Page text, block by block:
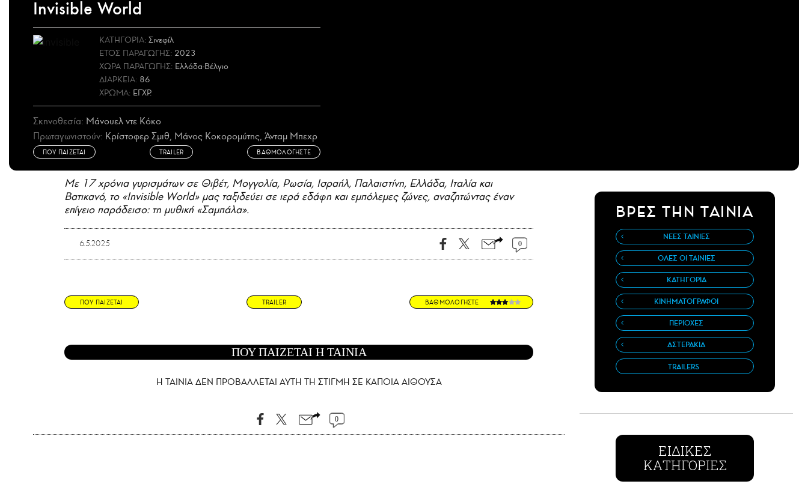
Invisible World
ΚΑΤΗΓΟΡΙΑ: Σινεφίλ
ΕΤΟΣ ΠΑΡΑΓΩΓΗΣ: 2023
ΧΩΡΑ ΠΑΡΑΓΩΓΗΣ: Ελλάδα-Βέλγιο
ΔΙΑΡΚΕΙΑ: 86
ΧΡΩΜΑ: ΕΓΧΡ.
Σκηνοθεσία: Μάνουελ ντε Κόκο
Πρωταγωνιστούν: Κρίστοφερ Σμιθ, Μάνος Κοκορομύτης, Άνταμ Μπεχρ
ΠΟΥ ΠΑΙΖΕΤΑΙ TRAILER ΒΑΘΜΟΛΟΓΗΣΤΕ
Με 17 χρόνια γυρισμάτων σε Θιβέτ, Μογγολία, Ρωσία, Ισραήλ, Παλαιστίνη, Ελλάδα, Ιταλία και
Βατικανό, το «Invisible World» μας ταξιδεύει σε ιερά εδάφη και εμπόλεμες ζώνες, αναζητώντας έναν
επίγειο παράδεισο: τη μυθική «Σαμπάλα».
6.5.2025 0
ΠΟΥ ΠΑΙΖΕΤΑΙ TRAILER ΒΑΘΜΟΛΟΓΗΣΤΕ
ΠΟΥ ΠΑΙΖΕΤΑΙ Η ΤΑΙΝΙΑ
Η ΤΑΙΝΙΑ ΔΕΝ ΠΡΟΒΑΛΛΕΤΑΙ AYTH ΤΗ ΣΤΙΓΜΗ ΣΕ ΚΑΠΟΙΑ ΑΙΘΟΥΣΑ
0
ΒΡΕΣ ΤΗΝ ΤΑΙΝΙΑ
ΝΕΕΣ ΤΑΙΝΙΕΣ
ΟΛΕΣ ΟΙ ΤΑΙΝΙΕΣ
ΚΑΤΗΓΟΡΙΑ
ΚΙΝΗΜΑΤΟΓΡΑΦΟΙ
ΠΕΡΙΟΧΕΣ
ΑΣΤΕΡΑΚΙΑ
TRAILERS
ΕΙΔΙΚΕΣ
ΚΑΤΗΓΟΡΙΕΣ